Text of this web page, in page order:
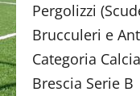
Pergolizzi
Brucculeri e
Categoria
Brescia Serie